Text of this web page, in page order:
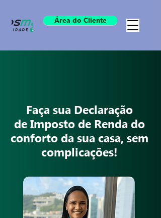
Área do Cliente
Faça sua Declaração
de Imposto de Renda do
conforto da sua casa, sem
complicações!